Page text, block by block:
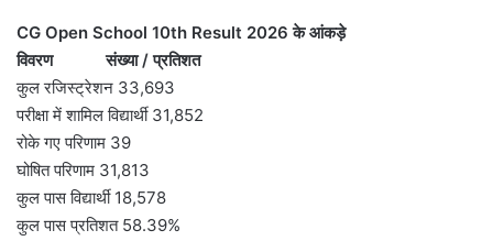
CG Open School 10th Result 2026 के आंकड़े
विवरण संख्या / प्रतिशत
कुल रजिस्ट्रेशन 33,693
परीक्षा में शामिल विद्यार्थी 31,852
रोके गए परिणाम 39
घोषित परिणाम 31,813
कुल पास विद्यार्थी 18,578
कुल पास प्रतिशत 58.39%